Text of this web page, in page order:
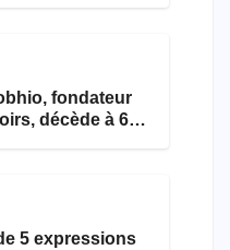
fondateur
décède à 69
5 expressions